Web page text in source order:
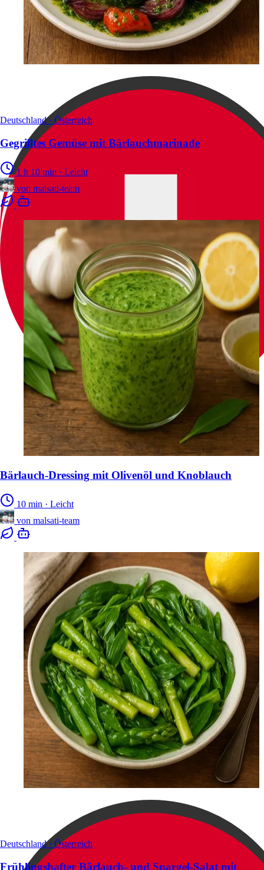
Deutschland · Österreich
Gegrilltes Gemüse mit Bärlauchmarinade
1 h 10 min · Leicht
von malsati-team
Bärlauch-Dressing mit Olivenöl und Knoblauch
10 min · Leicht
von malsati-team
Deutschland · Österreich
Frühlingshafter Bärlauch- und Spargel-Salat mit